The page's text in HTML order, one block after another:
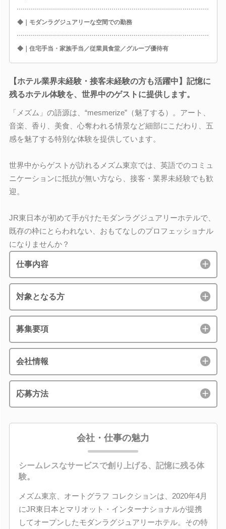
◆｜モダンラグジュアリーな空間での勤務
◆｜住宅手当・家族手当／従業員食堂／グループ優待有
【ホテル業界未経験・接客未経験の方も活躍中】記憶に
残るホテル体験を、世界中のゲストに提供します。
「メズム」の語源は、“mesmerize”（魅了する）。アート、
音楽、香り、美食、心奪われる情景など細部にこだわり、五
感を魅了する特別な体験を提供しています。
世界中からゲストが訪れるメズム東京では、英語でのコミュ
ニケーションに抵抗が無い方なら、接客・業界未経験でも歓
迎。
JR東日本が初めて手がけたモダンラグジュアリーホテルで、
既存の枠にとらわれない、おもてなしのプロフェッショナル
になりませんか？
仕事内容
対象となる方
募集要項
会社情報
応募方法
会社・仕事の魅力
シームレスなサービスで創り上げる、記憶に残る体
験。
メズム東京、オートグラフ コレクションは、2020年4月
にJR東日本とマリオット・インターナショナルが提携
してオープンしたモダンラグジュアリーホテル。その特